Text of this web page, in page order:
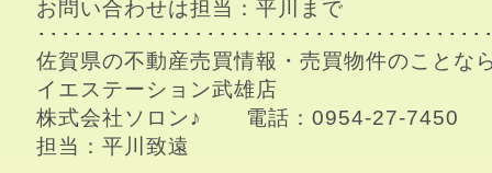
お問い合わせは担当：平川まで
･････････････････････････････････････
佐賀県の不動産売買情報・売買物件のことな
イエステーション武雄店
株式会社ソロン♪　　電話：0954-27-7450
担当：平川致遠